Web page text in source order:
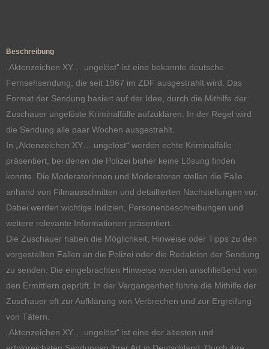
Beschreibung
„Aktenzeichen XY… ungelöst“ ist eine bekannte deutsche
Fernsehsendung, die seit 1967 im ZDF ausgestrahlt wird. Das
Format der Sendung basiert auf der Idee, durch die Mithilfe der
Zuschauer ungelöste Kriminalfälle aufzuklären. In der Regel wird
die Sendung alle paar Wochen ausgestrahlt.
In „Aktenzeichen XY… ungelöst“ werden echte Kriminalfälle
präsentiert, bei denen die Polizei bisher keine Lösung finden
konnte. Die Moderatorinnen und Moderatoren stellen die Fälle
anhand von Filmausschnitten und detaillierten Nachstellungen vor.
Dabei werden wichtige Indizien, Personenbeschreibungen und
weitere relevante Informationen präsentiert.
Die Zuschauer haben die Möglichkeit, Hinweise oder Tipps zu den
vorgestellten Fällen an die Polizei oder die Redaktion der Sendung
zu senden. Die eingebrachten Hinweise werden anschließend von
den Ermittlern geprüft. In der Vergangenheit führte die Mithilfe der
Zuschauer oft zur Aufklärung von Verbrechen und zur Ergreifung
von Tätern.
„Aktenzeichen XY… ungelöst“ ist eine der ältesten und